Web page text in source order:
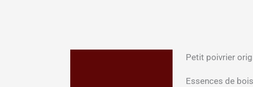
Petit poivrier
Essences de